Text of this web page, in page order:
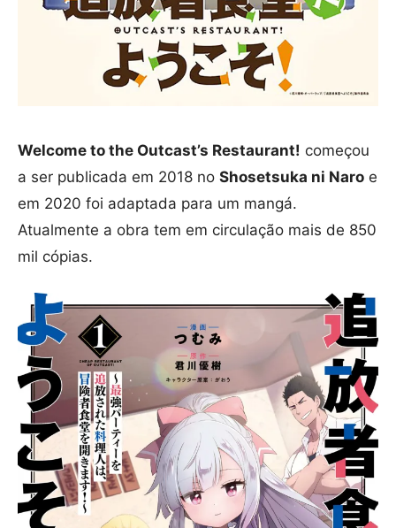
Welcome to the Outcast’s Restaurant! começou
a ser publicada em 2018 no Shosetsuka ni Naro e
em 2020 foi adaptada para um mangá.
Atualmente a obra tem em circulação mais de 850
mil cópias.